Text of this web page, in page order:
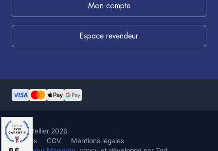
Mon compte
Espace revendeur
©louistellier 2026
Cookies CGV Mentions légales